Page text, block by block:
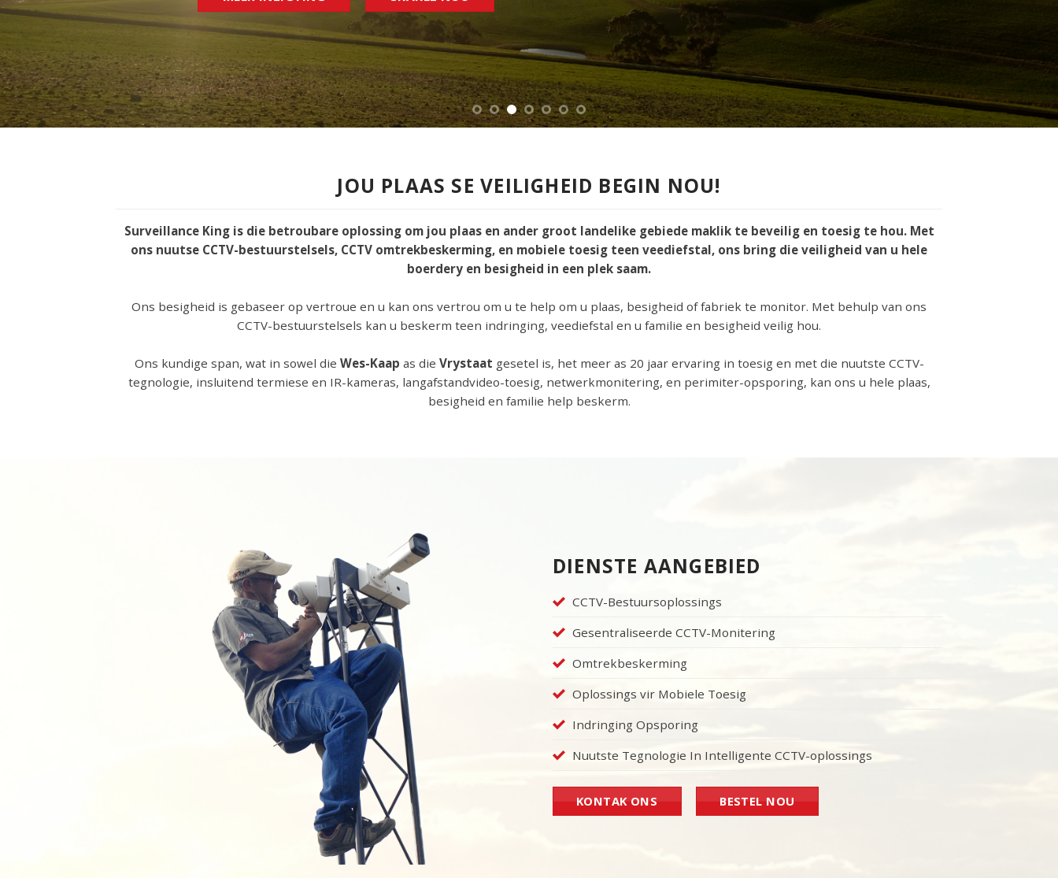
MEER INLIGTING SKAKEL NOU
JOU PLAAS SE VEILIGHEID BEGIN NOU!
Surveillance King is die betroubare oplossing om jou plaas en ander groot landelike gebiede maklik te beveilig en toesig te hou. Met
ons nuutse CCTV-bestuurstelsels, CCTV omtrekbeskerming, en mobiele toesig teen veediefstal, ons bring die veiligheid van u hele
boerdery en besigheid in een plek saam.
Ons besigheid is gebaseer op vertroue en u kan ons vertrou om u te help om u plaas, besigheid of fabriek te monitor. Met behulp van ons
CCTV-bestuurstelsels kan u beskerm teen indringing, veediefstal en u familie en besigheid veilig hou.
Ons kundige span, wat in sowel die Wes-Kaap as die Vrystaat gesetel is, het meer as 20 jaar ervaring in toesig en met die nuutste CCTV-
tegnologie, insluitend termiese en IR-kameras, langafstandvideo-toesig, netwerkmonitering, en perimiter-opsporing, kan ons u hele plaas,
besigheid en familie help beskerm.
DIENSTE AANGEBIED
CCTV-Bestuursoplossings
Gesentraliseerde CCTV-Monitering
Omtrekbeskerming
Oplossings vir Mobiele Toesig
Indringing Opsporing
Nuutste Tegnologie In Intelligente CCTV-oplossings
KONTAK ONS BESTEL NOU